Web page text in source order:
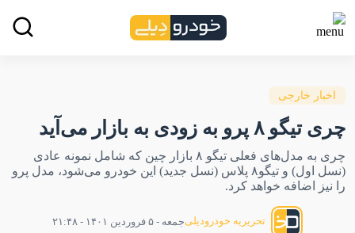
اخبار خارجی
چری تیگو ۸ پرو به زودی به بازار می‌آید
چری به مدل‌های فعلی تیگو ۸ بازار چین که شامل نمونه عادی
(نسل اول) و تیگو۸ پلاس (نسل جدید) این خودرو می‌شود، مدل پرو
را نیز اضافه خواهد کرد.
تحریریه خودرودیلیجمعه - ۵ فروردین ۱۴۰۱ - ۲۱:۴۸